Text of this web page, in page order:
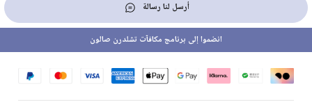
أرسل لنا رسالة
انضموا إلى برنامج مكافآت تشلدرن صالون